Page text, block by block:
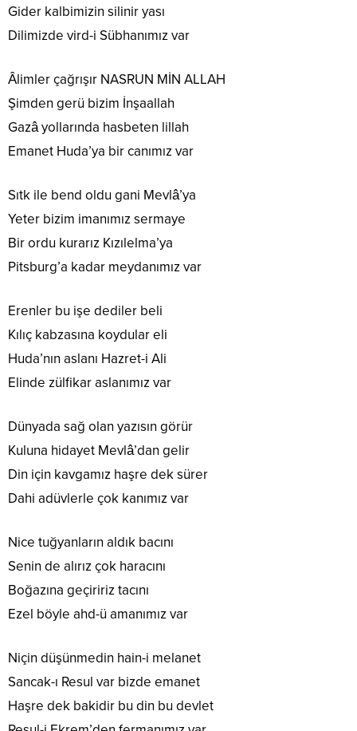
Gider kalbimizin silinir yası
Dilimizde vird-i Sübhanımız var
Âlimler çağrışır NASRUN MİN ALLAH
Şimden gerü bizim İnşaallah
Gazâ yollarında hasbeten lillah
Emanet Huda’ya bir canımız var
Sıtk ile bend oldu gani Mevlâ’ya
Yeter bizim imanımız sermaye
Bir ordu kurarız Kızılelma’ya
Pitsburg’a kadar meydanımız var
Erenler bu işe dediler beli
Kılıç kabzasına koydular eli
Huda’nın aslanı Hazret-i Ali
Elinde zülfikar aslanımız var
Dünyada sağ olan yazısın görür
Kuluna hidayet Mevlâ’dan gelir
Din için kavgamız haşre dek sürer
Dahi adüvlerle çok kanımız var
Nice tuğyanların aldık bacını
Senin de alırız çok haracını
Boğazına geçiririz tacını
Ezel böyle ahd-ü amanımız var
Niçin düşünmedin hain-i melanet
Sancak-ı Resul var bizde emanet
Haşre dek bakidir bu din bu devlet